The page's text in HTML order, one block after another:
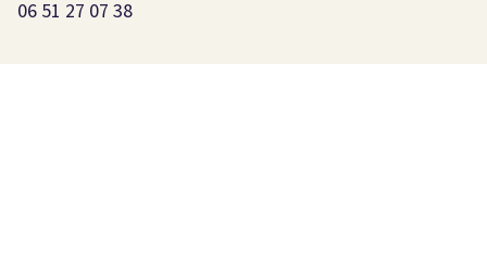
06 51 27 07 38